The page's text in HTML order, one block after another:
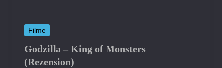
Filme
Godzilla – King of Monsters
(Rezension)